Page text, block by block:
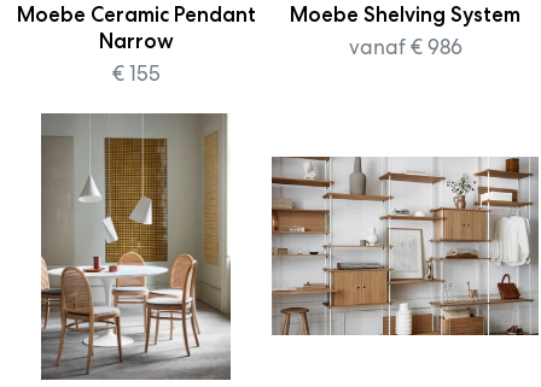
Moebe Ceramic Pendant
Narrow
€ 155
Moebe Shelving System
vanaf € 986